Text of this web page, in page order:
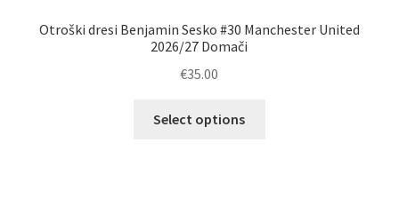
Otroški dresi Benjamin Sesko #30 Manchester United
2026/27 Domači
€35.00
Select options